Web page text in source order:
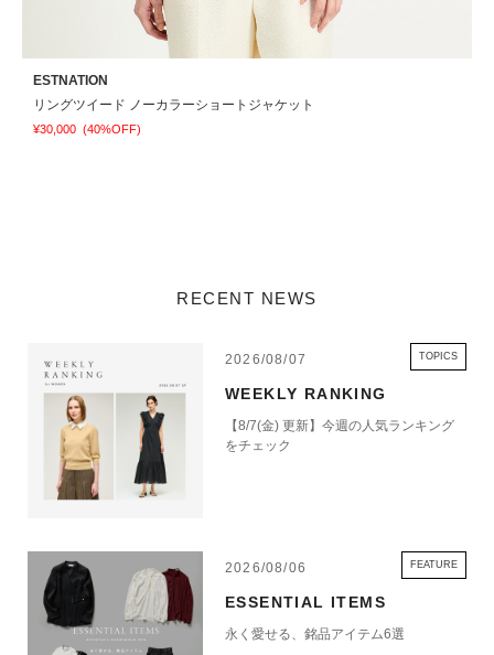
ESTNATION
リングツイード ノーカラーショートジャケット
¥30,000 (40%OFF)
RECENT NEWS
2026/08/07 TOPICS
WEEKLY RANKING
【8/7(金) 更新】今週の人気ランキング
をチェック
2026/08/06 FEATURE
ESSENTIAL ITEMS
永く愛せる、銘品アイテム6選